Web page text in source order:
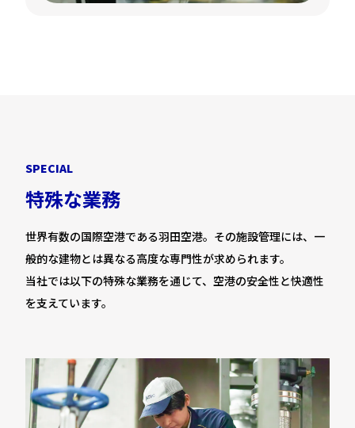
SPECIAL
特殊な業務
世界有数の国際空港である羽田空港。その施設管理には、一
般的な建物とは異なる高度な専門性が求められます。
当社では以下の特殊な業務を通じて、空港の安全性と快適性
を支えています。